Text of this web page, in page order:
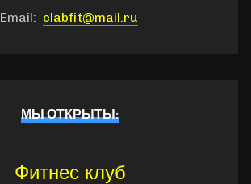
Email: clabfit@mail.ru
МЫ ОТКРЫТЫ:
Фитнес клуб